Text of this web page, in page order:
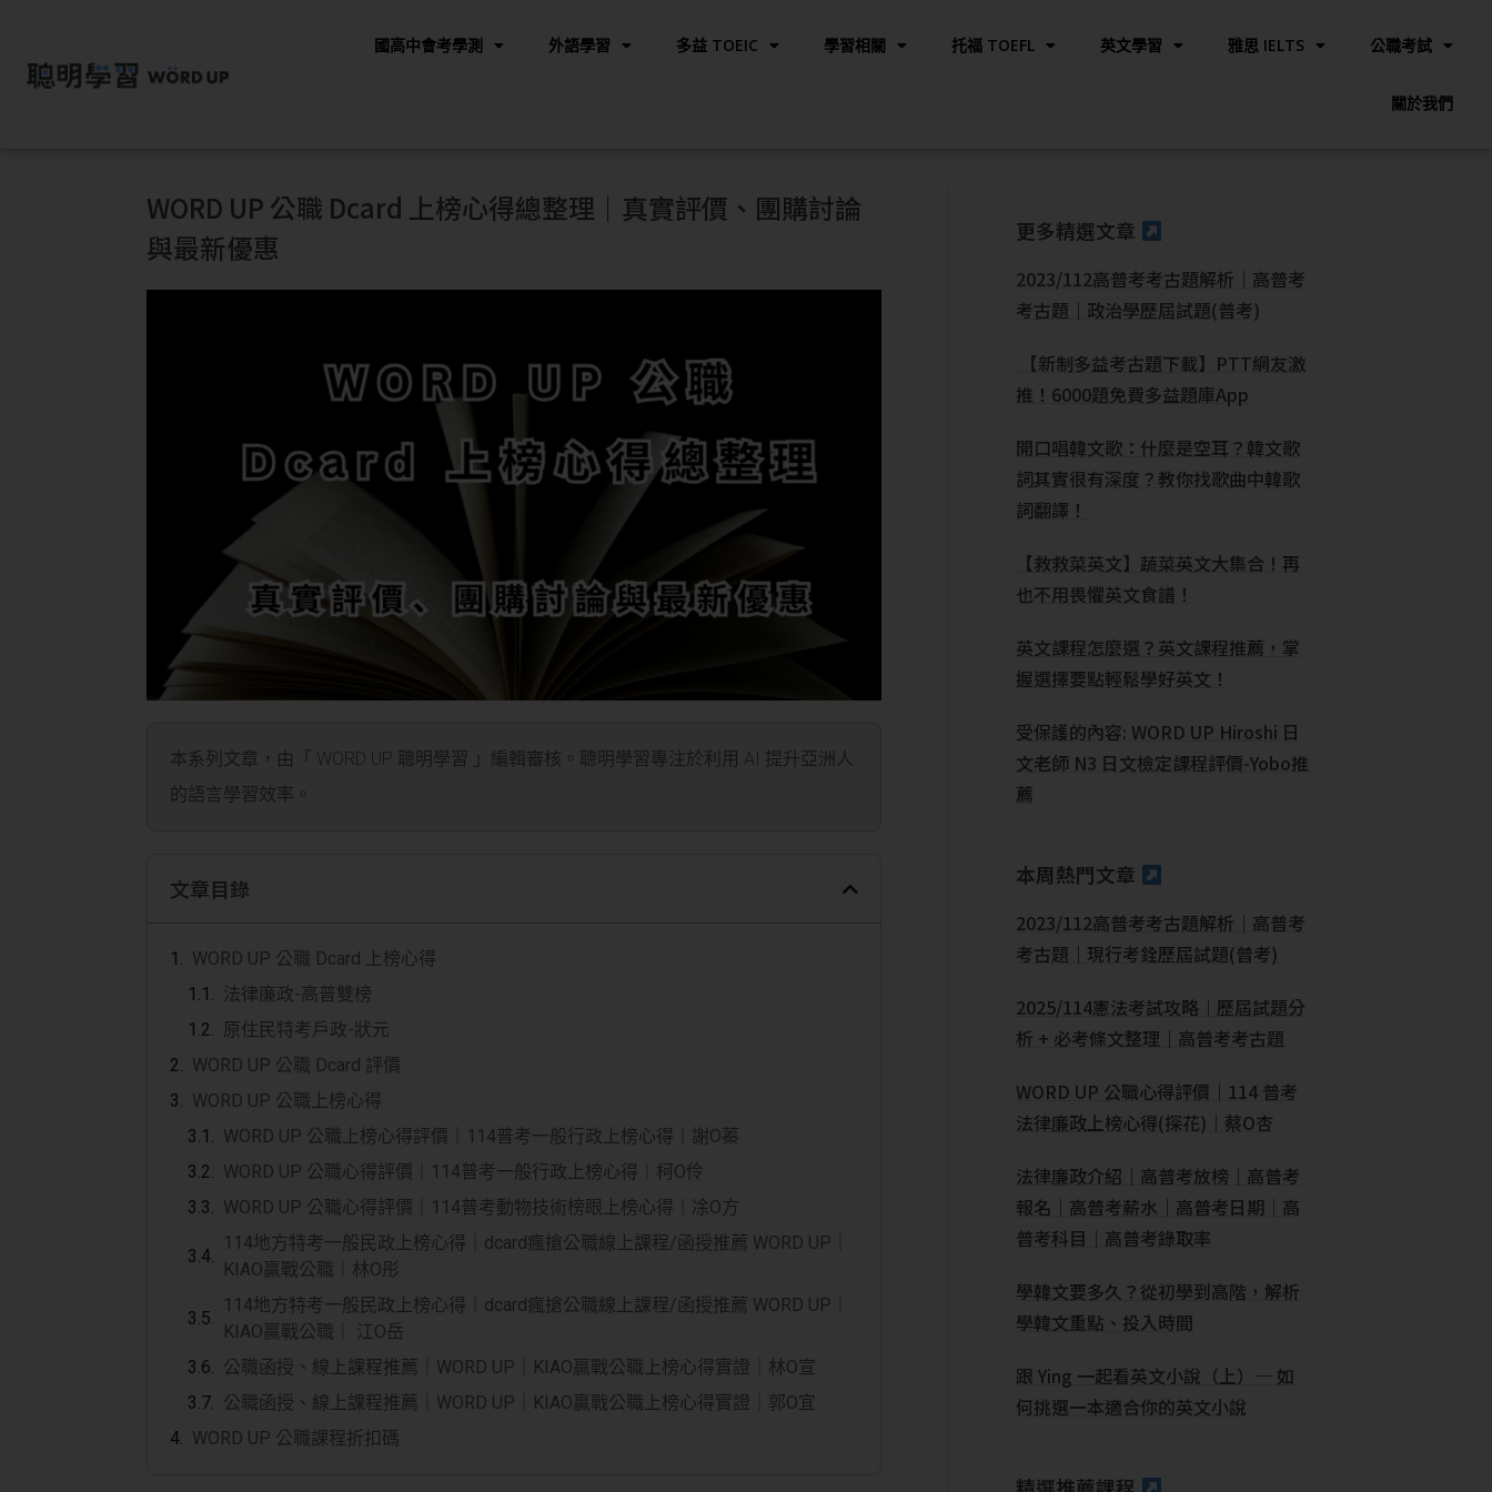
國高中會考學測 外語學習 多益 TOEIC 學習相關 托福 TOEFL 英文學習 雅思 IELTS 公職考試
關於我們
WORD UP 公職 Dcard 上榜心得總整理｜真實評價、團購討論
與最新優惠
本系列文章，由「 WORD UP 聰明學習 」編輯審核。聰明學習專注於利用 AI 提升亞洲人
的語言學習效率。
文章目錄
WORD UP 公職 Dcard 上榜心得
法律廉政-高普雙榜
原住民特考戶政-狀元
WORD UP 公職 Dcard 評價
WORD UP 公職上榜心得
WORD UP 公職上榜心得評價｜114普考一般行政上榜心得｜謝O蓁
WORD UP 公職心得評價｜114普考一般行政上榜心得｜柯O伶
WORD UP 公職心得評價｜114普考動物技術榜眼上榜心得｜凃O方
114地方特考一般民政上榜心得｜dcard瘋搶公職線上課程/函授推薦 WORD UP｜
KIAO贏戰公職｜林O彤
114地方特考一般民政上榜心得｜dcard瘋搶公職線上課程/函授推薦 WORD UP｜
KIAO贏戰公職｜ 江O岳
公職函授、線上課程推薦｜WORD UP｜KIAO贏戰公職上榜心得實證｜林O宣
公職函授、線上課程推薦｜WORD UP｜KIAO贏戰公職上榜心得實證｜郭O宜
WORD UP 公職課程折扣碼
更多精選文章
2023/112高普考考古題解析｜高普考
考古題｜政治學歷屆試題(普考)
【新制多益考古題下載】PTT網友激
推！6000題免費多益題庫App
開口唱韓文歌：什麼是空耳？韓文歌
詞其實很有深度？教你找歌曲中韓歌
詞翻譯！
【救救菜英文】蔬菜英文大集合！再
也不用畏懼英文食譜！
英文課程怎麼選？英文課程推薦，掌
握選擇要點輕鬆學好英文！
受保護的內容: WORD UP Hiroshi 日
文老師 N3 日文檢定課程評價-Yobo推
薦
本周熱門文章
2023/112高普考考古題解析｜高普考
考古題｜現行考銓歷屆試題(普考)
2025/114憲法考試攻略｜歷屆試題分
析 + 必考條文整理｜高普考考古題
WORD UP 公職心得評價｜114 普考
法律廉政上榜心得(探花)｜蔡O杏
法律廉政介紹｜高普考放榜｜高普考
報名｜高普考薪水｜高普考日期｜高
普考科目｜高普考錄取率
學韓文要多久？從初學到高階，解析
學韓文重點、投入時間
跟 Ying 一起看英文小說（上）─ 如
何挑選一本適合你的英文小說
精選推薦課程